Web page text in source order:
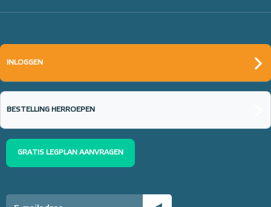
INLOGGEN
BESTELLING HERROEPEN
GRATIS LEGPLAN AANVRAGEN